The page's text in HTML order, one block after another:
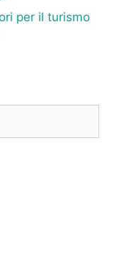
per il turismo